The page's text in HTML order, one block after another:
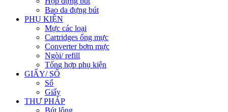
Bao da đựng bút
PHỤ KIỆN
Mực các loại
Cartridges ống mực
Converter bơm mực
Ngòi/ refill
Tổng hợp phụ kiện
GIẤY/ SỔ
Sổ
Giấy
THƯ PHÁP
Bút lông